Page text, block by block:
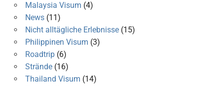
Malaysia Visum (4)
News(11)
Nicht alltägliche Erlebnisse(15)
Philippinen Visum (3)
Roadtrip(6)
Strände(16)
Thailand Visum (14)